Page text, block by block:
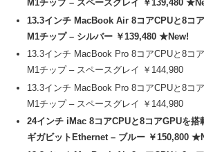
M1チップ – スペースグレイ ￥139,480
13.3インチ MacBook Air 8コアCPUと8コ
M1チップ – シルバー ￥139,480 ★New!
13.3インチ MacBook Pro 8コアCPUと8コ
M1チップ – スペースグレイ ￥144,980
13.3インチ MacBook Pro 8コアCPUと8コ
M1チップ – スペースグレイ ￥144,980
24インチ iMac 8コアCPUと8コアGPUを
ギガビットEthernet – ブルー ￥150,800